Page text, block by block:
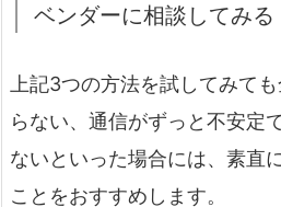
ベンダーに相談してみる
上記3つの方法を試してみて
らない、通信がずっと不安定
ないといった場合には、素直
ことをおすすめします。